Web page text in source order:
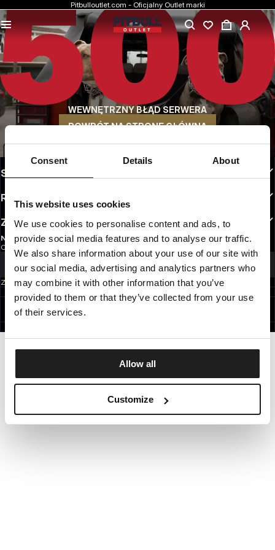
Consent Details About
This website uses cookies
We use cookies to personalise content and ads, to
provide social media features and to analyse our traffic.
We also share information about your use of our site with
our social media, advertising and analytics partners who
may combine it with other information that you’ve
provided to them or that they’ve collected from your use
of their services.
Allow all
Customize
Pitbulloutlet.com - Oficjalny Outlet marki
WEWNĘTRZNY BŁĄD SERWERA
POWRÓT NA STRONĘ GŁÓWNĄ
NAJNIŻSZE CENY
Markowa odzież Pitbull w rewelacyjnych cenach.
SZYBKA WYSYŁKA
Wygodne sposoby wysyłki do wyboru
30 DNI NA ZWROT
Bez tłumaczeń. Dogodne opcje zwrotu do wyboru
INFO
STREFA KLIENTA
REGULAMINY
ZAOBSERWUJ NAS
NEWSLETTER
Chcesz otrzymywać informacje o najnowszych promocjach i nowościach?
Email address
ZAREJESTRUJ SIĘ
Zapisując się do newslettera akceptujeszpolitykę prywatności.
POLAND
©1997 - 2026 PITBULL WSZELKIE PRAWA ZASTRZEŻONE.